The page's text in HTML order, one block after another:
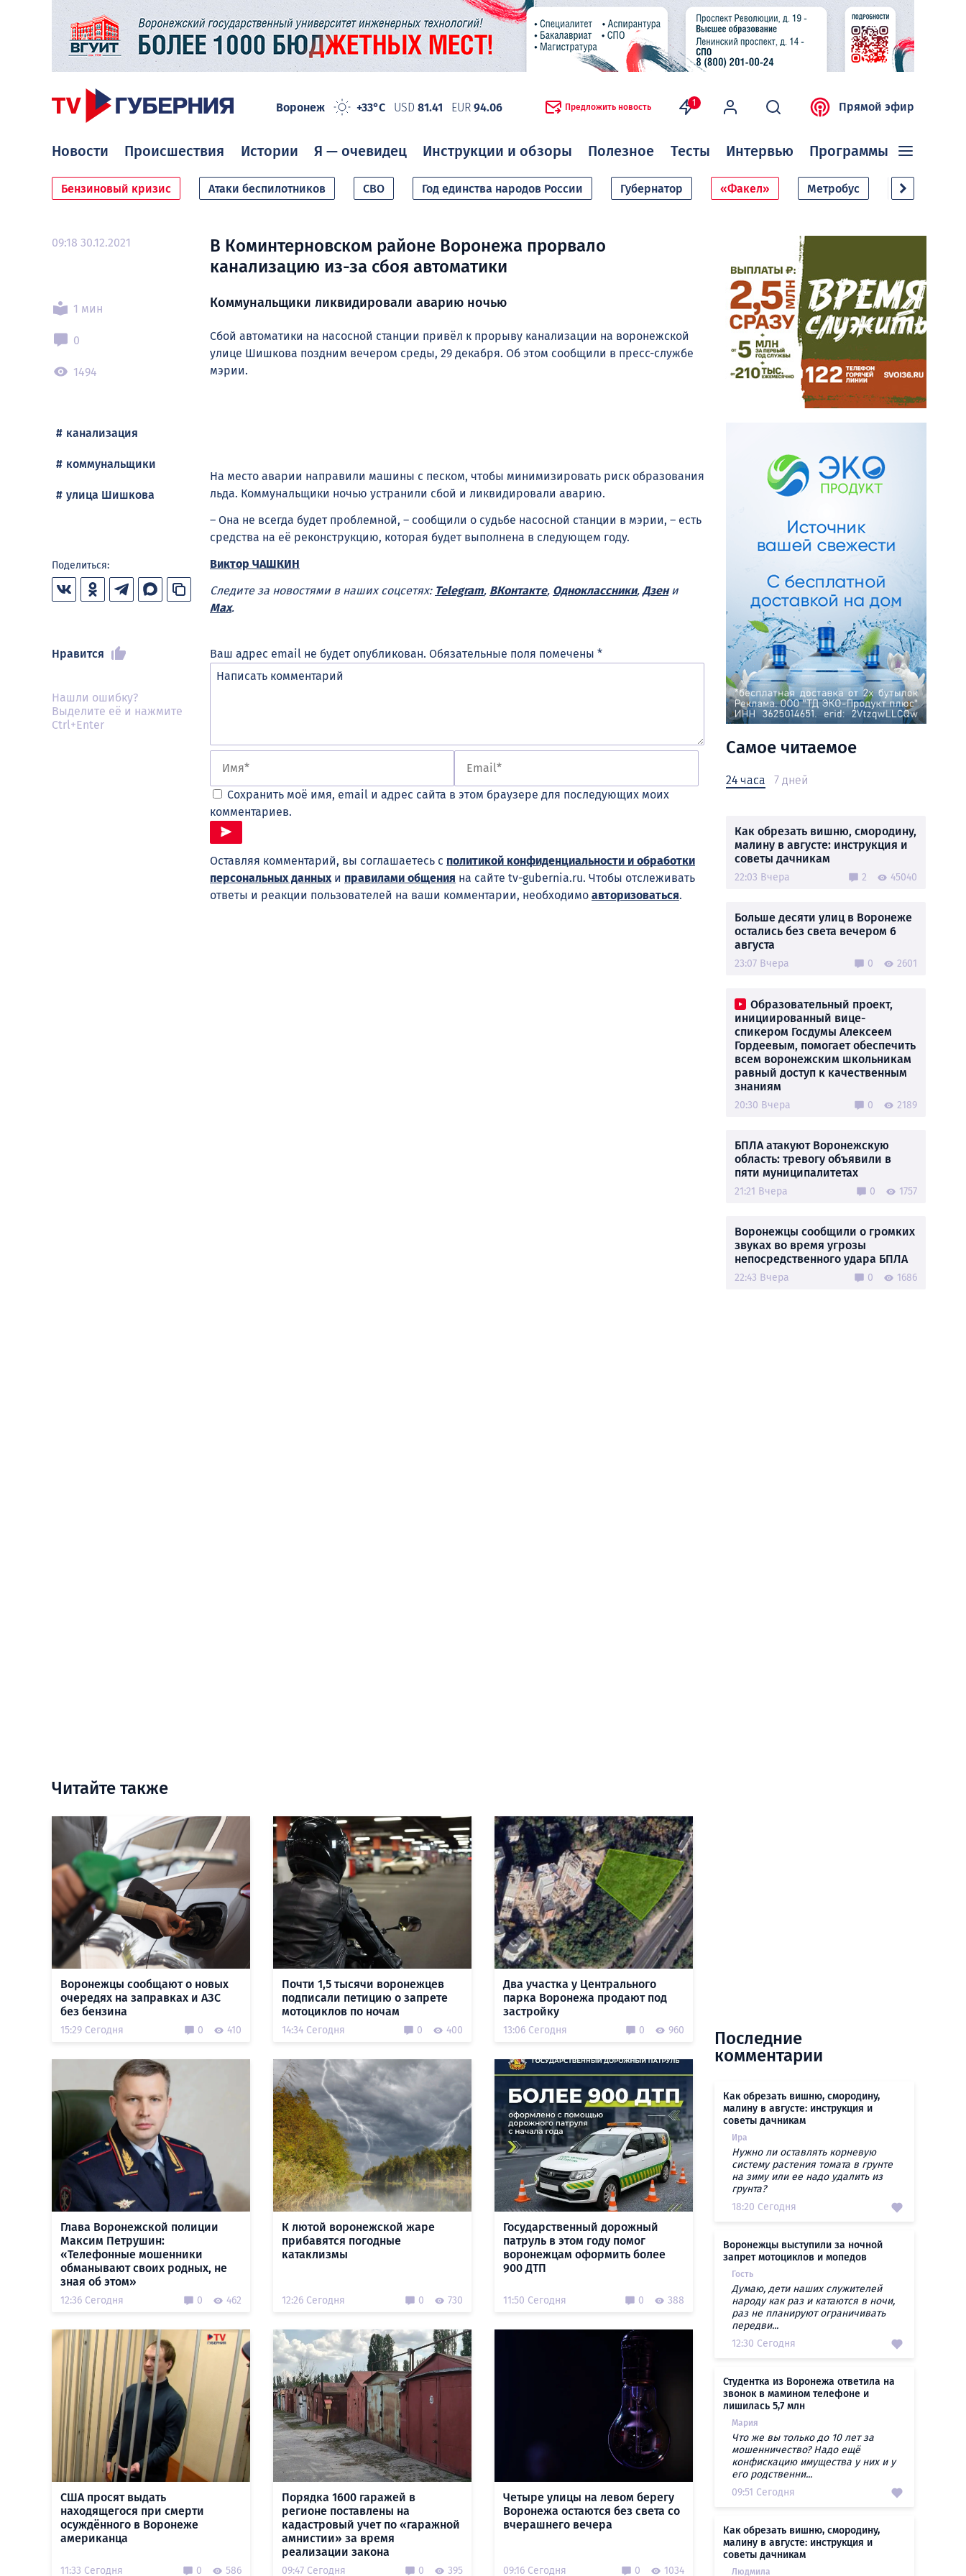
Воронеж +33°C USD 81.41 EUR 94.06 Предложить новость 1 Прямой эфир
Новости Происшествия Истории Я — очевидец Инструкции и обзоры Полезное Тесты Интервью Программы
Бензиновый кризис Атаки беспилотников СВО Год единства народов России Губернатор «Факел» Метробус Дачный
09:18 30.12.2021
1 мин
0
1494
канализация
коммунальщики
улица Шишкова
Поделиться:
Нравится
Нашли ошибку?
Выделите её и нажмите
Ctrl+Enter
В Коминтерновском районе Воронежа прорвало
канализацию из-за сбоя автоматики
Коммунальщики ликвидировали аварию ночью
Cбой автоматики на насосной станции привёл к прорыву канализации на воронежской
улице Шишкова поздним вечером среды, 29 декабря. Об этом сообщили в пресс-службе
мэрии.
На место аварии направили машины с песком, чтобы минимизировать риск образования
льда. Коммунальщики ночью устранили сбой и ликвидировали аварию.
– Она не всегда будет проблемной, – сообщили о судьбе насосной станции в мэрии, – есть
средства на её реконструкцию, которая будет выполнена в следующем году.
Виктор ЧАШКИН
Следите за новостями в наших соцсетях: Telegram, ВКонтакте, Одноклассники, Дзени
Max.
Ваш адрес email не будет опубликован. Обязательные поля помечены *
Сохранить моё имя, email и адрес сайта в этом браузере для последующих моих
комментариев.
Оставляя комментарий, вы соглашаетесь с политикой конфиденциальности и обработки
персональных данныхи правилами общения на сайте tv-gubernia.ru. Чтобы отслеживать
ответы и реакции пользователей на ваши комментарии, необходимо авторизоваться.
Самое читаемое
24 часа 7 дней
Как обрезать вишню, смородину,
малину в августе: инструкция и
советы дачникам
22:03 Вчера 2 45040
Больше десяти улиц в Воронеже
остались без света вечером 6
августа
23:07 Вчера 0 2601
Образовательный проект,
инициированный вице-
спикером Госдумы Алексеем
Гордеевым, помогает обеспечить
всем воронежским школьникам
равный доступ к качественным
знаниям
20:30 Вчера 0 2189
БПЛА атакуют Воронежскую
область: тревогу объявили в
пяти муниципалитетах
21:21 Вчера 0 1757
Воронежцы сообщили о громких
звуках во время угрозы
непосредственного удара БПЛА
22:43 Вчера 0 1686
Читайте также
Воронежцы сообщают о новых
очередях на заправках и АЗС
без бензина
15:29 Сегодня 0 410
Почти 1,5 тысячи воронежцев
подписали петицию о запрете
мотоциклов по ночам
14:34 Сегодня 0 400
Два участка у Центрального
парка Воронежа продают под
застройку
13:06 Сегодня 0 960
Глава Воронежской полиции
Максим Петрушин:
«Телефонные мошенники
обманывают своих родных, не
зная об этом»
12:36 Сегодня 0 462
К лютой воронежской жаре
прибавятся погодные
катаклизмы
12:26 Сегодня 0 730
Государственный дорожный
патруль в этом году помог
воронежцам оформить более
900 ДТП
11:50 Сегодня 0 388
США просят выдать
находящегося при смерти
осуждённого в Воронеже
американца
11:33 Сегодня 0 586
Порядка 1600 гаражей в
регионе поставлены на
кадастровый учет по «гаражной
амнистии» за время
реализации закона
09:47 Сегодня 0 395
Четыре улицы на левом берегу
Воронежа остаются без света со
вчерашнего вечера
09:16 Сегодня 0 1034
Последние
комментарии
Как обрезать вишню, смородину,
малину в августе: инструкция и
советы дачникам
Ира
Нужно ли оставлять корневую
систему растения томата в грунте
на зиму или ее надо удалить из
грунта?
18:20 Сегодня
Воронежцы выступили за ночной
запрет мотоциклов и мопедов
Гость
Думаю, дети наших служителей
народу как раз и катаются в ночи,
раз не планируют ограничивать
передви...
12:30 Сегодня
Студентка из Воронежа ответила на
звонок в мамином телефоне и
лишилась 5,7 млн
Мария
Что же вы только до 10 лет за
мошенничество? Надо ещё
конфискацию имущества у них и у
его родственни...
09:51 Сегодня
Как обрезать вишню, смородину,
малину в августе: инструкция и
советы дачникам
Людмила